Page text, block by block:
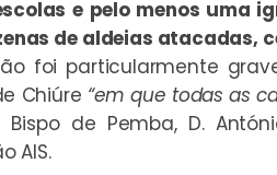
e pelo menos uma
de aldeias atacadas,
foi particularmente
Chiúre “em que todas as
de Pemba, D.
AIS.